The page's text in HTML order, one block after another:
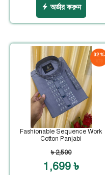
অর্ডার করুন
32 %
Fashionable Sequence Work
Cotton Panjabi
৳ 2,500
1,699 ৳